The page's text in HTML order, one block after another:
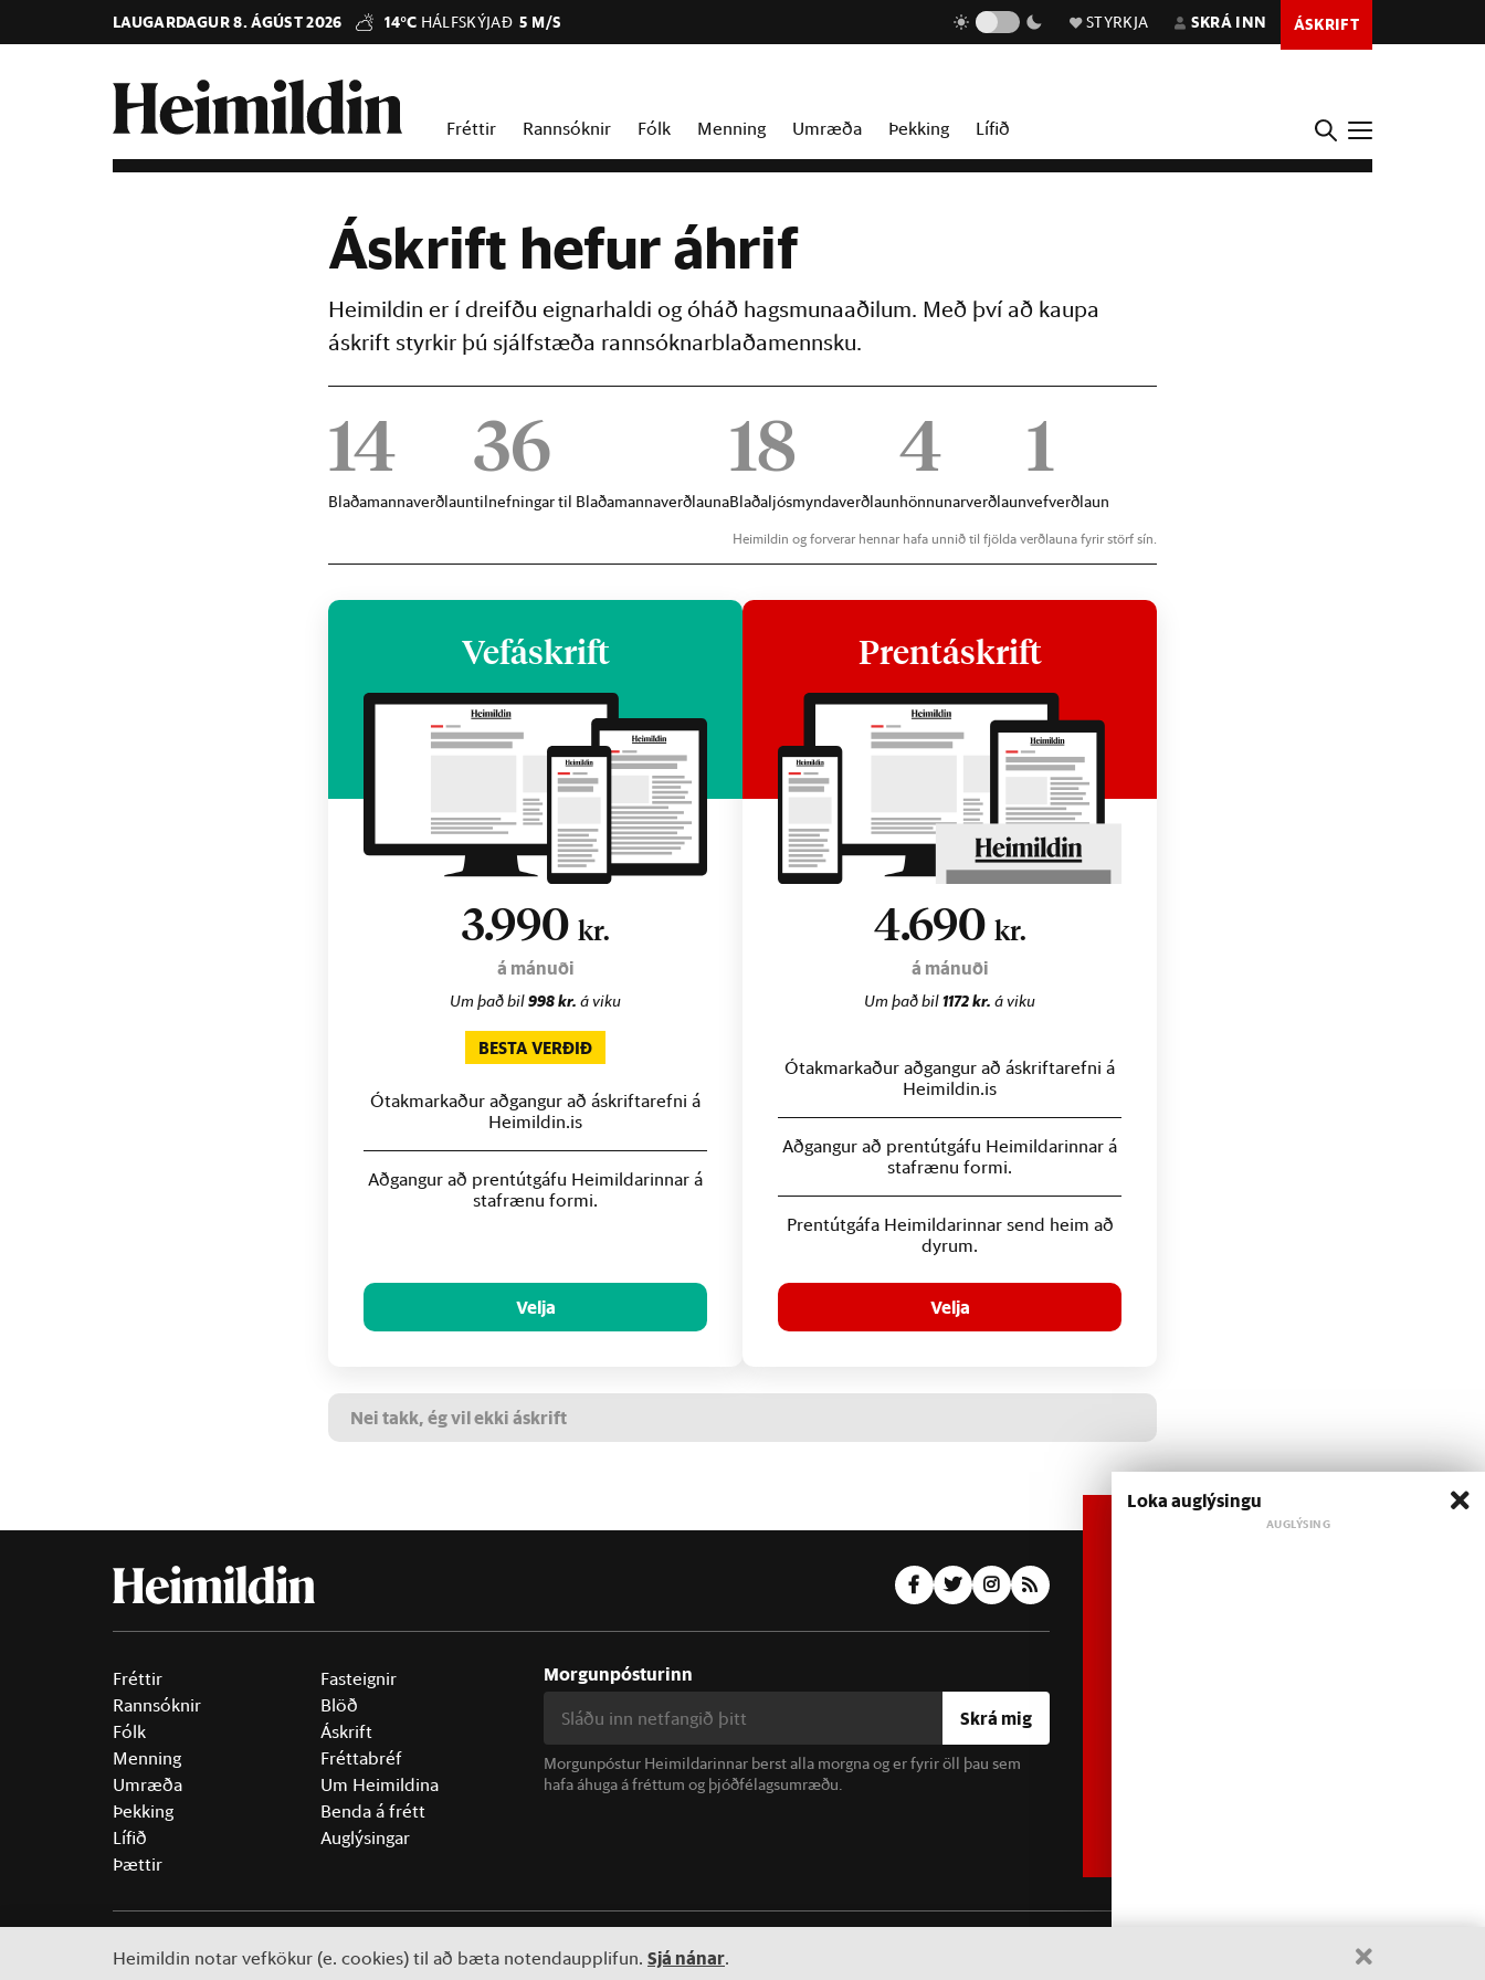
LAUGARDAGUR 8. ÁGÚST 2026 14°C HÁLFSKÝJAÐ 5 M/S STYRKJA SKRÁ INN ÁSKRIFT
Fréttir Rannsóknir Fólk Menning Umræða Þekking Lífið
Áskrift hefur áhrif
Heimildin er í dreifðu eignarhaldi og óháð hagsmunaaðilum. Með því að kaupa
áskrift styrkir þú sjálfstæða rannsóknarblaðamennsku.
14
Blaðamannaverðlaun
36
tilnefningar til Blaðamannaverðlauna
18
Blaðaljósmyndaverðlaun
4
hönnunarverðlaun
1
vefverðlaun
Heimildin og forverar hennar hafa unnið til fjölda verðlauna fyrir störf sín.
Vefáskrift
3.990 kr.
á mánuði
Um það bil998 kr. á viku
BESTA VERÐIÐ
Ótakmarkaður aðgangur að áskriftarefni á
Heimildin.is
Aðgangur að prentútgáfu Heimildarinnar á
stafrænu formi.
Velja
Prentáskrift
4.690 kr.
á mánuði
Um það bil1172 kr. á viku
Ótakmarkaður aðgangur að áskriftarefni á
Heimildin.is
Aðgangur að prentútgáfu Heimildarinnar á
stafrænu formi.
Prentútgáfa Heimildarinnar send heim að
dyrum.
Velja
Nei takk, ég vil ekki áskrift
Fréttir
Rannsóknir
Fólk
Menning
Umræða
Þekking
Lífið
Þættir
Fasteignir
Blöð
Áskrift
Fréttabréf
Um Heimildina
Benda á frétt
Auglýsingar
Morgunpósturinn
Skrá mig
Morgunpóstur Heimildarinnar berst alla morgna og er fyrir öll þau sem
hafa áhuga á fréttum og þjóðfélagsumræðu.
Heimildin notar vefkökur (e. cookies) til að bæta notendaupplifun. Sjá nánar.
Loka auglýsingu